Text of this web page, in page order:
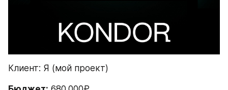
Клиент: Я (мой проект)